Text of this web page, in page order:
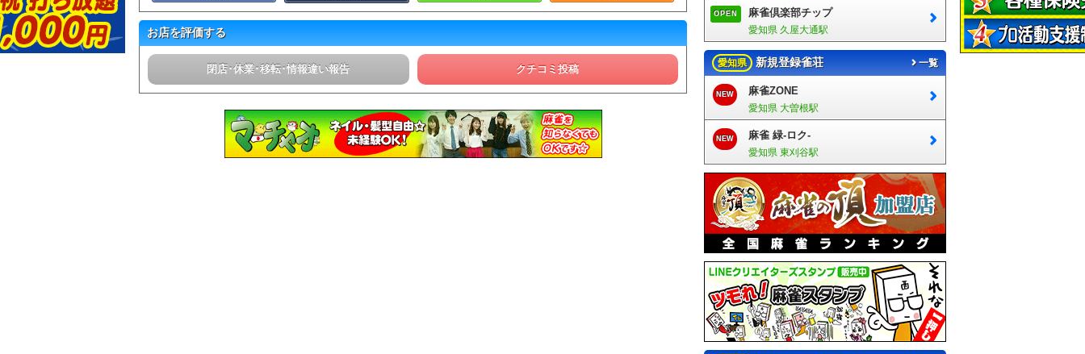
お店を評価する
閉店･休業･移転･情報違い報告 クチコミ投稿
OPEN 麻雀倶楽部チップ
愛知県 久屋大通駅
愛知県 新規登録雀荘 一覧
NEW 麻雀ZONE
愛知県 大曽根駅
NEW 麻雀 緑-ロク-
愛知県 東刈谷駅